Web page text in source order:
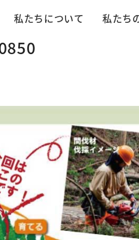
私たちについて 私たち